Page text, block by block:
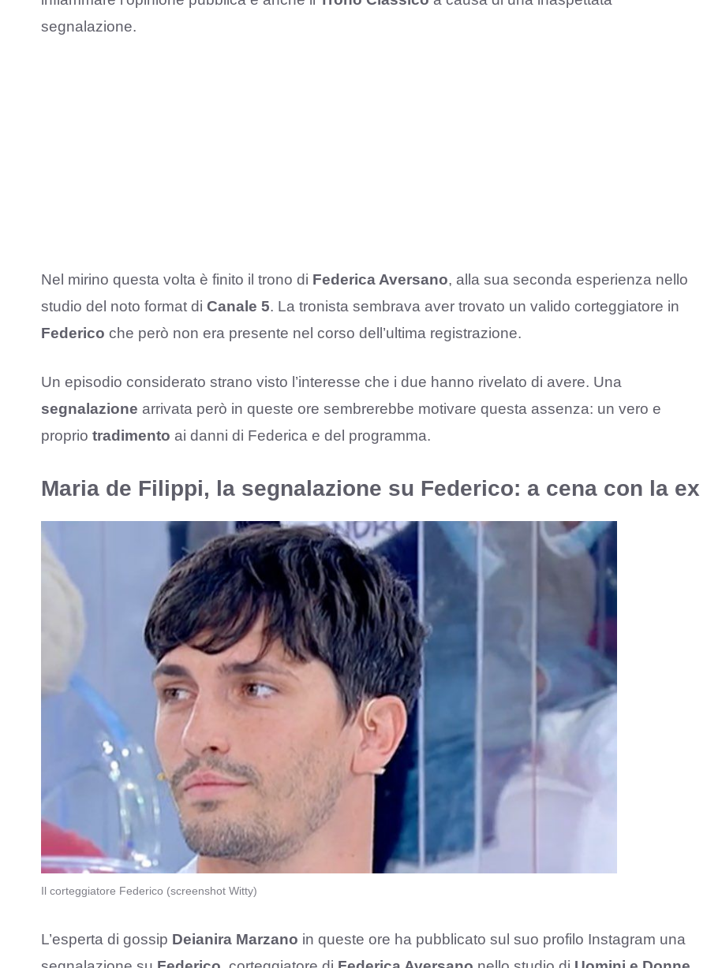
segnalazione.
Nel mirino questa volta è finito il trono di Federica Aversano, alla sua seconda esperienza nello
studio del noto format di Canale 5. La tronista sembrava aver trovato un valido corteggiatore in
Federico che però non era presente nel corso dell’ultima registrazione.
Un episodio considerato strano visto l’interesse che i due hanno rivelato di avere. Una
segnalazione arrivata però in queste ore sembrerebbe motivare questa assenza: un vero e
proprio tradimento ai danni di Federica e del programma.
Maria de Filippi, la segnalazione su Federico: a cena con la ex
Il corteggiatore Federico (screenshot Witty)
L’esperta di gossip Deianira Marzano in queste ore ha pubblicato sul suo profilo Instagram una